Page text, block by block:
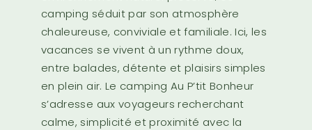
camping séduit par son atmosphère
chaleureuse, conviviale et familiale. Ici, les
vacances se vivent à un rythme doux,
entre balades, détente et plaisirs simples
en plein air. Le camping Au P’tit Bonheur
s’adresse aux voyageurs recherchant
calme, simplicité et proximité avec la